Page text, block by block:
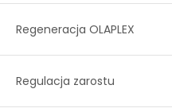
Regeneracja OLAPLEX
Regulacja zarostu